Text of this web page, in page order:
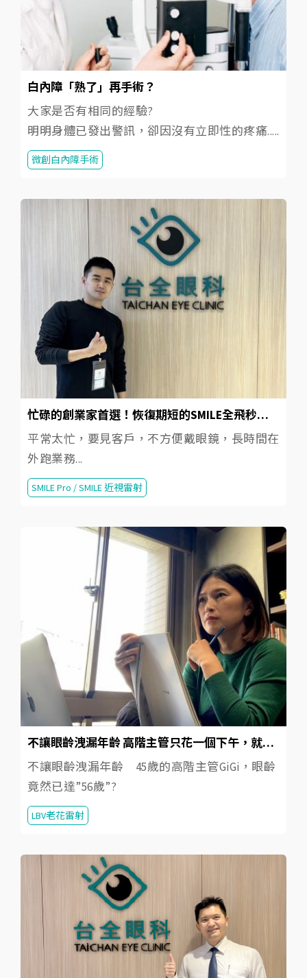
白內障「熟了」再手術？
大家是否有相同的經驗?
明明身體已發出警訊，卻因沒有立即性的疼痛.....
微創白內障手術
忙碌的創業家首選！恢復期短的SMILE全飛秒近視雷射
平常太忙，要見客戶，不方便戴眼鏡，長時間在
外跑業務...
SMILE Pro / SMILE 近視雷射
不讓眼齡洩漏年齡 高階主管只花一個下午，就成功擺脫老花
不讓眼齡洩漏年齡 45歲的高階主管GiGi，眼齡
竟然已達”56歲”?
LBV老花雷射